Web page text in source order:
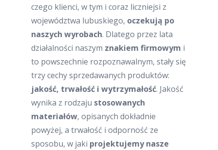
czego klienci, w tym i coraz liczniejsi z
województwa lubuskiego, oczekują po
naszych wyrobach. Dlatego przez lata
działalności naszym znakiem firmowym i
to powszechnie rozpoznawalnym, stały się
trzy cechy sprzedawanych produktów:
jakość, trwałość i wytrzymałość. Jakość
wynika z rodzaju stosowanych
materiałów, opisanych dokładnie
powyżej, a trwałość i odporność ze
sposobu, w jaki projektujemy nasze